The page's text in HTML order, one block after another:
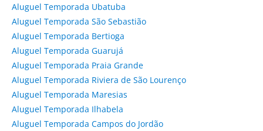
Aluguel Temporada Ubatuba
Aluguel Temporada São Sebastião
Aluguel Temporada Bertioga
Aluguel Temporada Guarujá
Aluguel Temporada Praia Grande
Aluguel Temporada Riviera de São Lourenço
Aluguel Temporada Maresias
Aluguel Temporada Ilhabela
Aluguel Temporada Campos do Jordão